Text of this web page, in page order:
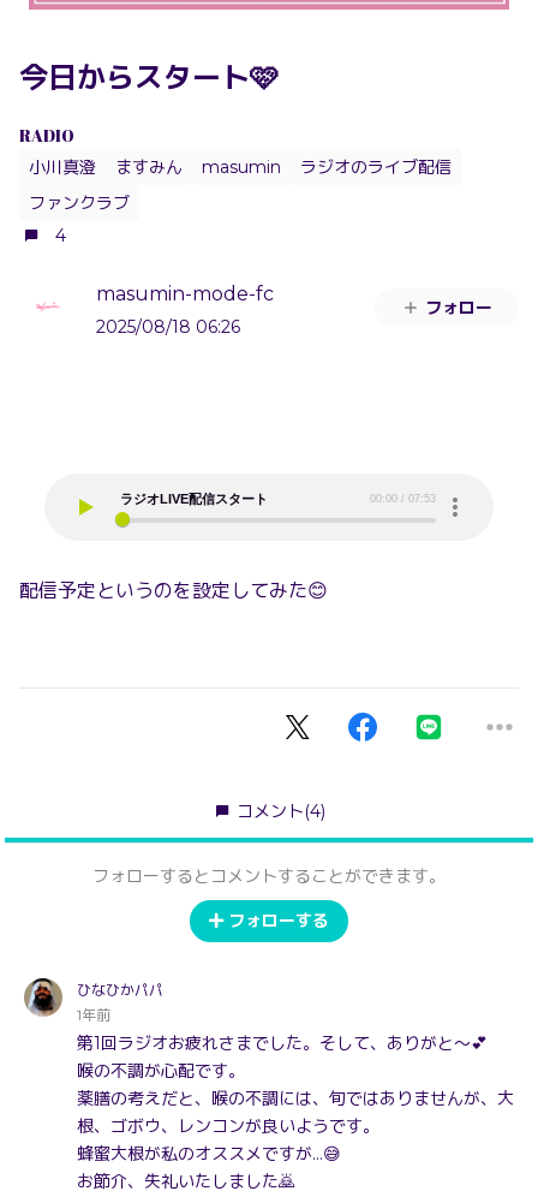
今日からスタート🩷
RADIO
小川真澄 ますみん masumin
ラジオのライブ配信
ファンクラブ
4
masumin-mode-fc
2025/08/18 06:26
フォロー
配信予定というのを設定してみた😊
コメント(4)
フォローするとコメントすることができます。
フォローする
ひなひかパパ
1年前
第1回ラジオお疲れさまでした。そして、ありがと～💕
喉の不調が心配です。
薬膳の考えだと、喉の不調には、旬ではありませんが、大
根、ゴボウ、レンコンが良いようです。
蜂蜜大根が私のオススメですが…😅
お節介、失礼いたしました🙇